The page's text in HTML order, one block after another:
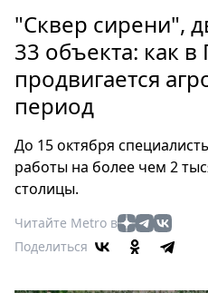
Россия
Мир
Здоровье
Еда
Мода
Театр
Афиша
Книги
"Сквер сирени",
33 объекта: как в
продвигается
период
До 15 октября
работы на более чем 2
столицы.
Читайте Metro в
Поделиться